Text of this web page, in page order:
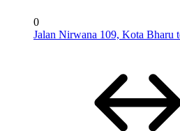
0
Jalan Nirwana 109, Kota Bharu